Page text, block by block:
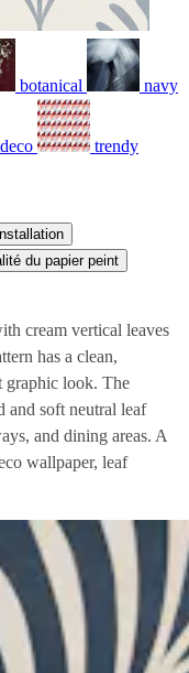
botanical navy
trendy
du papier peint
cream vertical leaves
has a clean,
graphic look. The
and soft neutral leaf
and dining areas. A
wallpaper, leaf